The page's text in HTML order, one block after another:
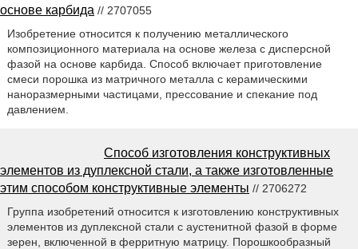
основе карбида // 2707055
Изобретение относится к получению металлического
композиционного материала на основе железа с дисперсной
фазой на основе карбида. Способ включает приготовление
смеси порошка из матричного металла с керамическими
наноразмерными частицами, прессование и спекание под
давлением.
Способ изготовления конструктивных
элементов из дуплексной стали, а также изготовленные
этим способом конструктивные элементы // 2706272
Группа изобретений относится к изготовлению конструктивных
элементов из дуплексной стали с аустенитной фазой в форме
зерен, включенной в ферритную матрицу. Порошкообразный